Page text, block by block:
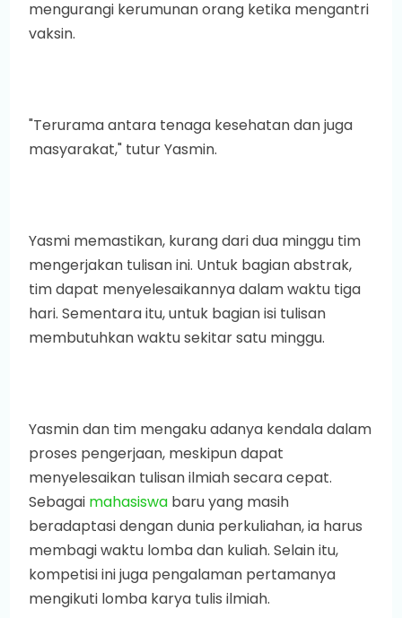
mengurangi kerumunan orang ketika mengantri
vaksin.
"Terurama antara tenaga kesehatan dan juga
masyarakat," tutur Yasmin.
Yasmi memastikan, kurang dari dua minggu tim
mengerjakan tulisan ini. Untuk bagian abstrak,
tim dapat menyelesaikannya dalam waktu tiga
hari. Sementara itu, untuk bagian isi tulisan
membutuhkan waktu sekitar satu minggu.
Yasmin dan tim mengaku adanya kendala dalam
proses pengerjaan, meskipun dapat
menyelesaikan tulisan ilmiah secara cepat.
Sebagai mahasiswa baru yang masih
beradaptasi dengan dunia perkuliahan, ia harus
membagi waktu lomba dan kuliah. Selain itu,
kompetisi ini juga pengalaman pertamanya
mengikuti lomba karya tulis ilmiah.